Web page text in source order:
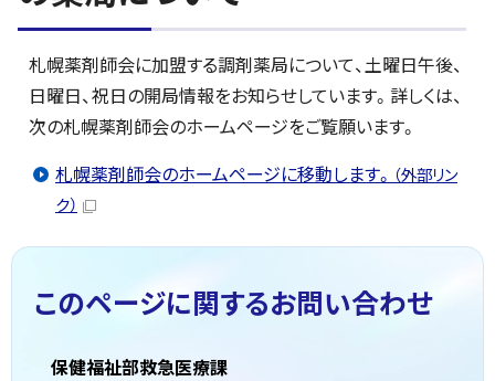
札幌薬剤師会に加盟する調剤薬局について、土曜日午後、
日曜日、祝日の開局情報をお知らせしています。詳しくは、
次の札幌薬剤師会のホームページをご覧願います。
札幌薬剤師会のホームページに移動します。 （外部リン
ク）
このページに関するお問い合わせ
保健福祉部救急医療課